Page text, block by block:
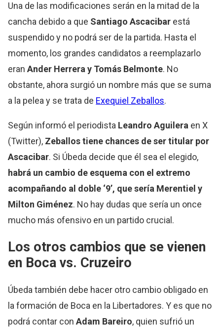
Una de las modificaciones serán en la mitad de la
cancha debido a que Santiago Ascacibar está
suspendido y no podrá ser de la partida. Hasta el
momento, los grandes candidatos a reemplazarlo
eranAnder Herrera y Tomás Belmonte. No
obstante, ahora surgió un nombre más que se suma
a la pelea y se trata de Exequiel Zeballos.
Según informó el periodista Leandro Aguilera en X
(Twitter), Zeballos tiene chances de ser titular por
Ascacibar. Si Úbeda decide que él sea el elegido,
habrá un cambio de esquema con el extremo
acompañando al doble ‘9’, que sería Merentiel y
Milton Giménez. No hay dudas que sería un once
mucho más ofensivo en un partido crucial.
Los otros cambios que se vienen
en Boca vs. Cruzeiro
Úbeda también debe hacer otro cambio obligado en
la formación de Boca en la Libertadores. Y es que no
podrá contar conAdam Bareiro, quien sufrió un